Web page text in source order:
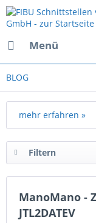
Menü
BLOG
mehr erfahren »
Filtern
ManoMano -
JTL2DATEV